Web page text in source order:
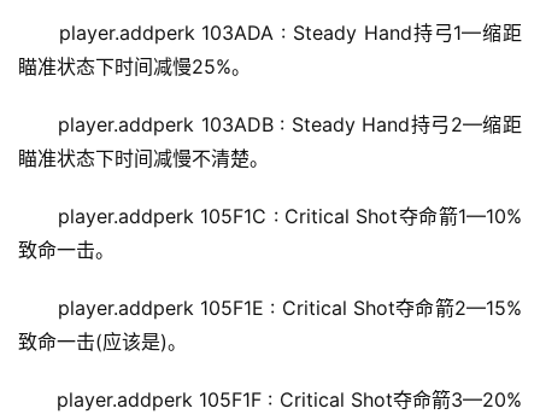
player.addperk 103ADA : Steady Hand持弓1—缩距
瞄准状态下时间减慢25%。
player.addperk 103ADB : Steady Hand持弓2—缩距
瞄准状态下时间减慢不清楚。
player.addperk 105F1C : Critical Shot夺命箭1—10%
致命一击。
player.addperk 105F1E : Critical Shot夺命箭2—15%
致命一击(应该是)。
player.addperk 105F1F : Critical Shot夺命箭3—20%